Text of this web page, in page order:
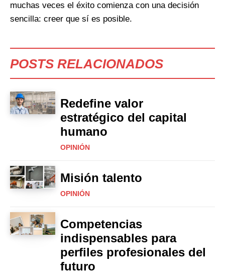
muchas veces el éxito comienza con una decisión
sencilla: creer que sí es posible.
POSTS RELACIONADOS
Redefine valor
estratégico del capital
humano
OPINIÓN
Misión talento
OPINIÓN
Competencias
indispensables para
perfiles profesionales del
futuro